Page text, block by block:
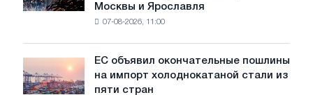
произвели
трамвайных
путей
Москвы и Ярославля
07-08-2026, 11:00
объявил
ЕС объявил окончательные пошлины
на импорт холоднокатаной стали из
пяти стран